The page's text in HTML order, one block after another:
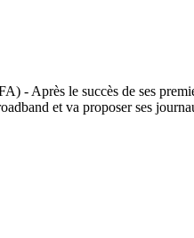
- Après le succès de ses
et va proposer ses